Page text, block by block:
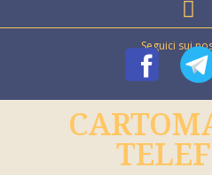
Seguici sui